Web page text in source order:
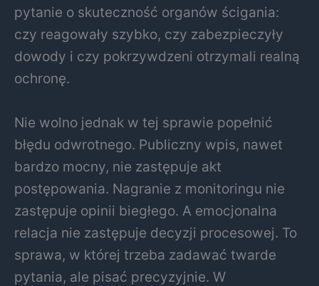
pytanie o skuteczność organów ścigania:
czy reagowały szybko, czy zabezpieczyły
dowody i czy pokrzywdzeni otrzymali realną
ochronę.
Nie wolno jednak w tej sprawie popełnić
błędu odwrotnego. Publiczny wpis, nawet
bardzo mocny, nie zastępuje akt
postępowania. Nagranie z monitoringu nie
zastępuje opinii biegłego. A emocjonalna
relacja nie zastępuje decyzji procesowej. To
sprawa, w której trzeba zadawać twarde
pytania, ale pisać precyzyjnie. W